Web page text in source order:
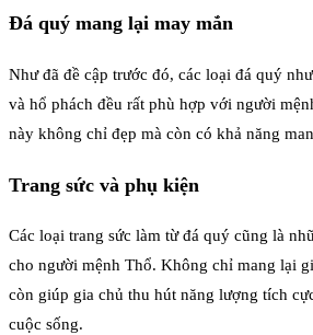
Đá quý mang lại may mắn
Như đã đề cập trước đó, các loại đá quý
và hổ phách đều rất phù hợp với người
này không chỉ đẹp mà còn có khả năng
Trang sức và phụ kiện
Các loại trang sức làm từ đá quý cũng là
cho người mệnh Thổ. Không chỉ mang lại
còn giúp gia chủ thu hút năng lượng tích
cuộc sống.